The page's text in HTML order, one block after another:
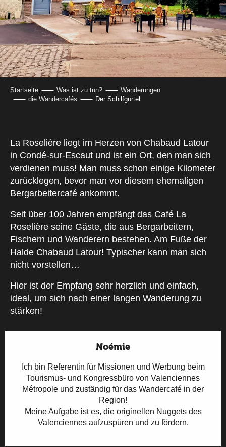
Startseite Was ist zu tun?
Wanderungen
die Wandercafés
Der Schilfgürtel
La Roselière liegt im Herzen von Chabaud Latour
in Condé-sur-Escaut und ist ein Ort, den man sich
verdienen muss! Man muss schon einige Kilometer
zurücklegen, bevor man vor diesem ehemaligen
Bergarbeitercafé ankommt.
Seit über 100 Jahren empfängt das Café La
Roselière seine Gäste, die aus Bergarbeitern,
Fischern und Wanderern bestehen. Am Fuße der
Halde Chabaud Latour! Typischer kann man sich
nicht vorstellen…
Hier ist der Empfang sehr herzlich und einfach,
ideal, um sich nach einer langen Wanderung zu
stärken!
Noémie
Ich bin Referentin für Missionen und Werbung beim
Tourismus- und Kongressbüro von Valenciennes
Métropole und zuständig für das Wandercafé in der
Region!
Meine Aufgabe ist es, die originellen Nuggets des
Valenciennes aufzuspüren und zu fördern.